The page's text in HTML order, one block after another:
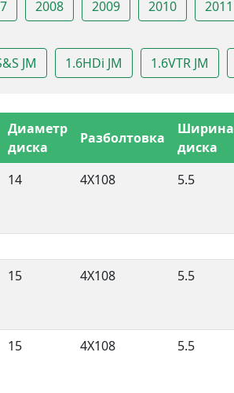
2008 2009 2010 2011
JM 1.6HDi JM 1.6VTR JM
Диаметр
диска
Разболтовка
Ширина
диска
14 4X108 5.5
15 4X108 5.5
15 4X108 5.5